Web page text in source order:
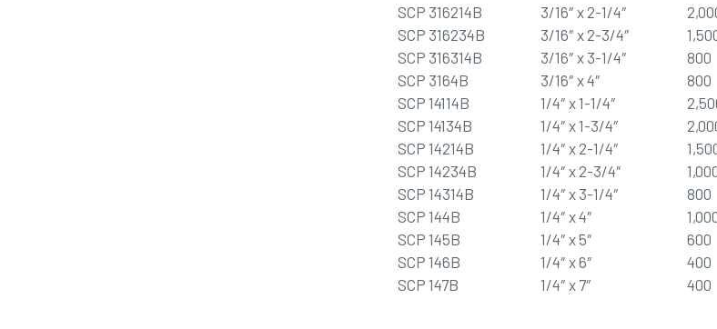
SCP 316214B
3/16″ x 2-1/4″
SCP 316234B
3/16″ x 2-3/4″
SCP 316314B
3/16″ x 3-1/4″ 800
SCP 3164B
3/16″ x 4″ 800
SCP 14114B
1/4″ x 1-1/4″
SCP 14134B
1/4″ x 1-3/4″
SCP 14214B
1/4″ x 2-1/4″
SCP 14234B
1/4″ x 2-3/4″
SCP 14314B
1/4″ x 3-1/4″ 800
SCP 144B
1/4″ x 4″
SCP 145B
1/4″ x 5″ 600
SCP 146B
1/4″ x 6″ 400
SCP 147B
1/4″ x 7″ 400